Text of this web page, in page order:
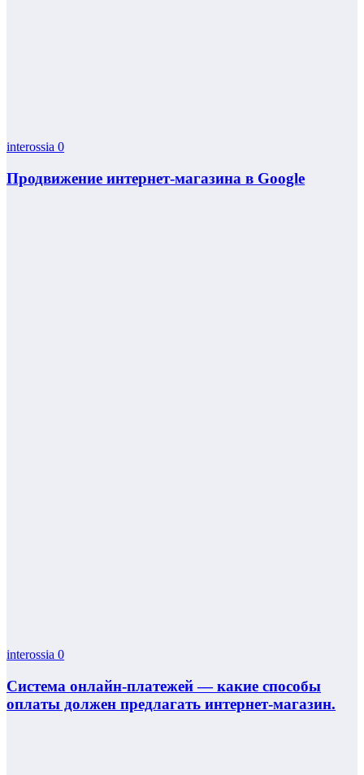
interossia 0
Продвижение интернет-магазина в Google
interossia 0
Система онлайн-платежей — какие способы
оплаты должен предлагать интернет-магазин.